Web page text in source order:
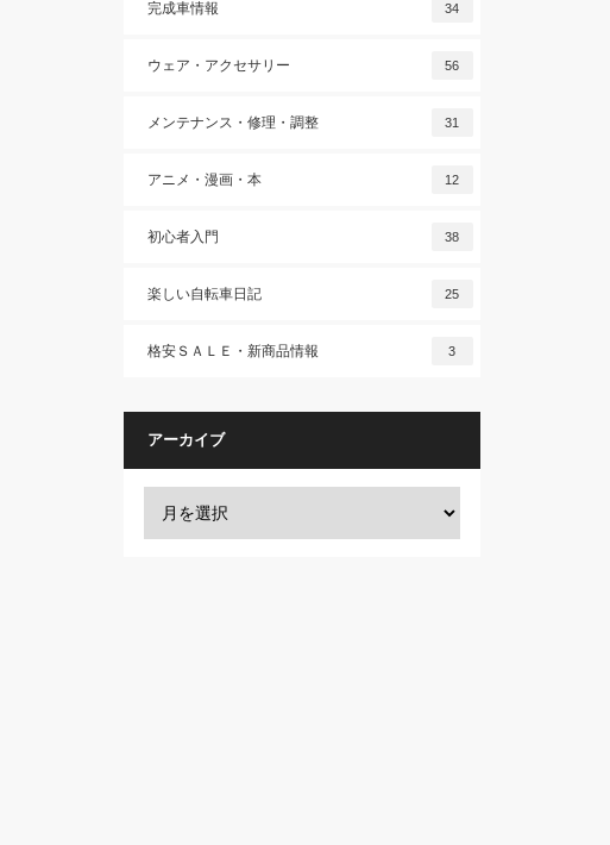
完成車情報 34
ウェア・アクセサリー 56
メンテナンス・修理・調整 31
アニメ・漫画・本 12
初心者入門 38
楽しい自転車日記 25
格安ＳＡＬＥ・新商品情報 3
アーカイブ